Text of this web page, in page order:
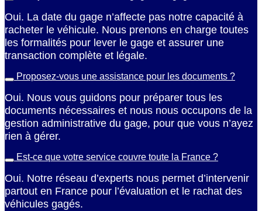
Oui. La date du gage n’affecte pas notre capacité à
racheter le véhicule. Nous prenons en charge toutes
les formalités pour lever le gage et assurer une
transaction complète et légale.
Proposez-vous une assistance pour les documents ?
Oui. Nous vous guidons pour préparer tous les
documents nécessaires et nous nous occupons de la
gestion administrative du gage, pour que vous n’ayez
rien à gérer.
Est-ce que votre service couvre toute la France ?
Oui. Notre réseau d’experts nous permet d’intervenir
partout en France pour l’évaluation et le rachat des
véhicules gagés.